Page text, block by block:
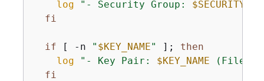
log
"- Security Group:
fi
if [ -n " $KEY_NAME" ]; then
log
"- Key Pair: $KEY_NAME (File:
fi